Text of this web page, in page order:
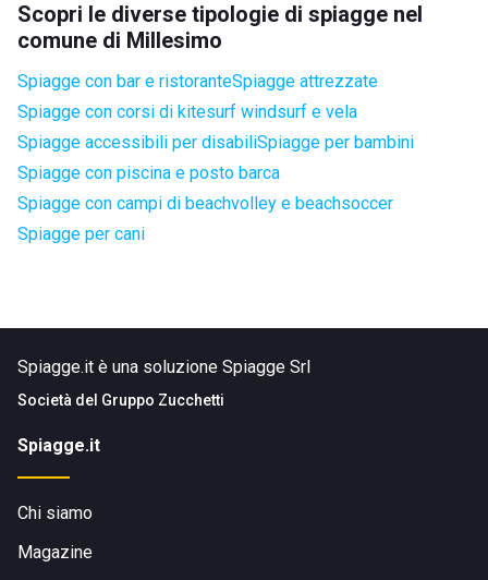
Scopri le diverse tipologie di spiagge nel
comune di Millesimo
Spiagge con bar e ristoranteSpiagge attrezzate
Spiagge con corsi di kitesurf windsurf e vela
Spiagge accessibili per disabiliSpiagge per bambini
Spiagge con piscina e posto barca
Spiagge con campi di beachvolley e beachsoccer
Spiagge per cani
Spiagge.it è una soluzione Spiagge Srl
Società del Gruppo Zucchetti
Spiagge.it
Chi siamo
Magazine